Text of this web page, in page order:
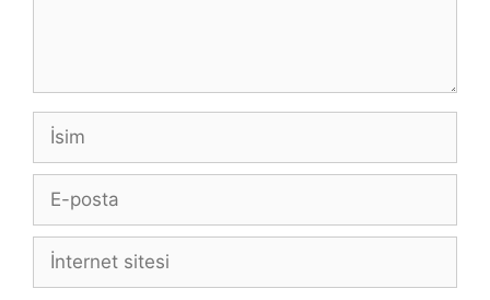
İsim
posta
İnternet